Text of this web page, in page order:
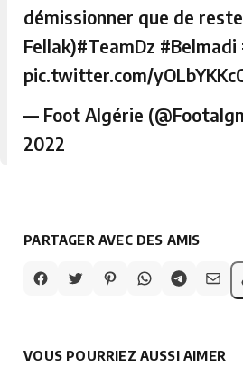
démissionner que de
Fellak)#TeamDz #Belmadi
pic.twitter.com/
— Foot Algérie
2022
PARTAGER AVEC DES AMIS
VOUS POURRIEZ AUSSI AIMER